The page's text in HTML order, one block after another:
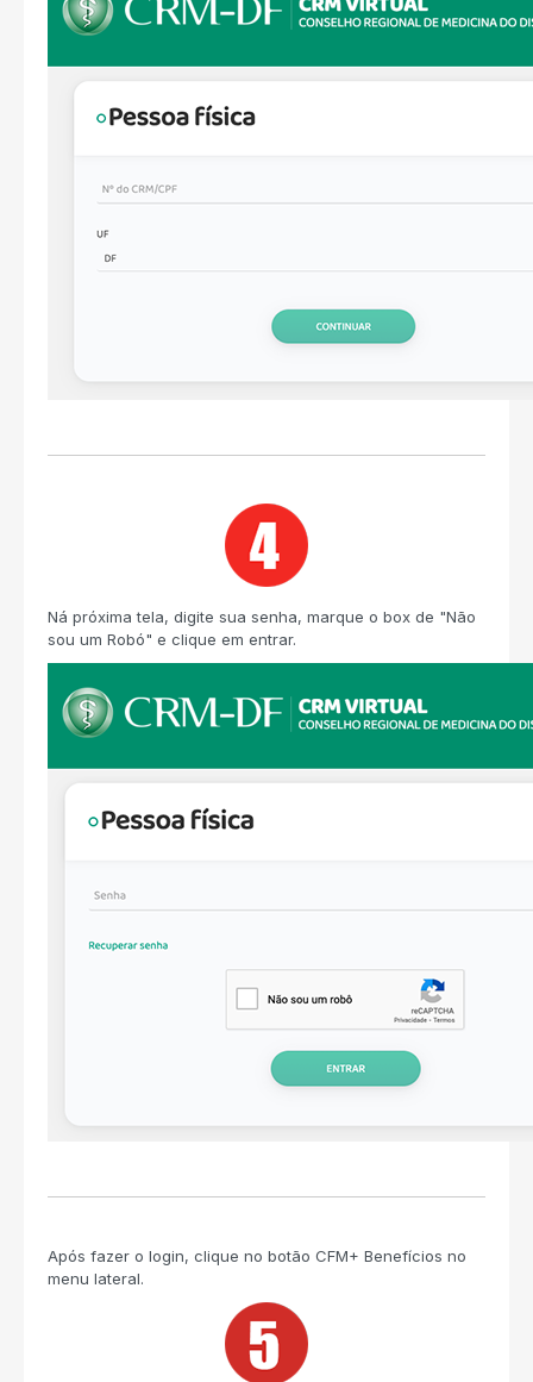
Ná próxima tela, digite sua senha, marque o box de "Não
sou um Robó" e clique em entrar.
Após fazer o login, clique no botão CFM+ Benefícios no
menu lateral.